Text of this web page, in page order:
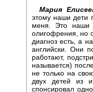
Мария
этому наши дети
меня. Это наши
олигофрения, но
диагноз есть, а
английски. Они
работают,
называется)
не только на
двух детей из
спонсировал